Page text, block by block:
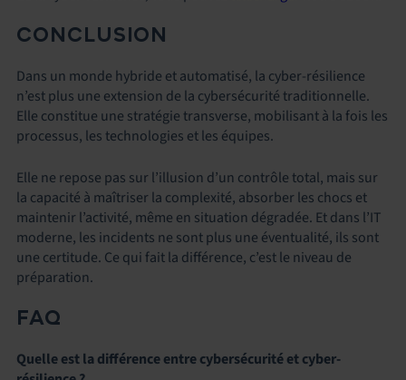
CONCLUSION
Dans un monde hybride et automatisé, la cyber-résilience
n’est plus une extension de la cybersécurité traditionnelle.
Elle constitue une stratégie transverse, mobilisant à la fois les
processus, les technologies et les équipes.
Elle ne repose pas sur l’illusion d’un contrôle total, mais sur
la capacité à maîtriser la complexité, absorber les chocs et
maintenir l’activité, même en situation dégradée. Et dans l’IT
moderne, les incidents ne sont plus une éventualité, ils sont
une certitude. Ce qui fait la différence, c’est le niveau de
préparation.
FAQ
Quelle est la différence entre cybersécurité et cyber-